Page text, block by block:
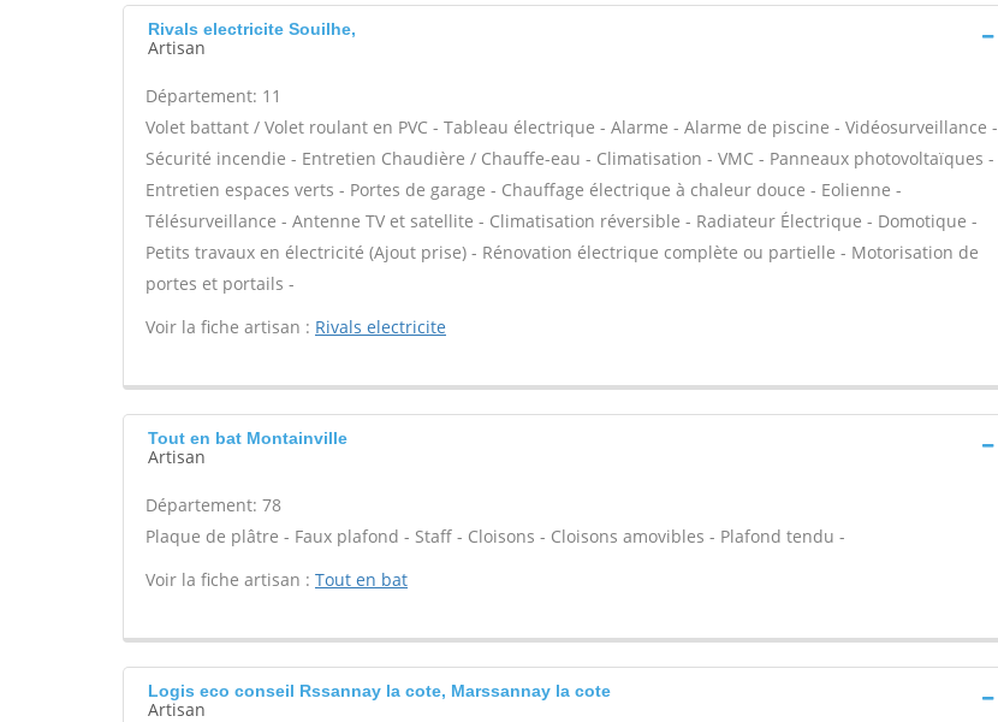
Rivals electricite Souilhe,
Artisan
Département: 11
Volet battant / Volet roulant en PVC - Tableau électrique - Alarme - Alarme de piscine - Vidéosurveillance -
Sécurité incendie - Entretien Chaudière / Chauffe-eau - Climatisation - VMC - Panneaux photovoltaïques -
Entretien espaces verts - Portes de garage - Chauffage électrique à chaleur douce - Eolienne -
Télésurveillance - Antenne TV et satellite - Climatisation réversible - Radiateur Électrique - Domotique -
Petits travaux en électricité (Ajout prise) - Rénovation électrique complète ou partielle - Motorisation de
portes et portails -
Voir la fiche artisan : Rivals electricite
Tout en bat Montainville
Artisan
Département: 78
Plaque de plâtre - Faux plafond - Staff - Cloisons - Cloisons amovibles - Plafond tendu -
Voir la fiche artisan : Tout en bat
Logis eco conseil Rssannay la cote, Marssannay la cote
Artisan